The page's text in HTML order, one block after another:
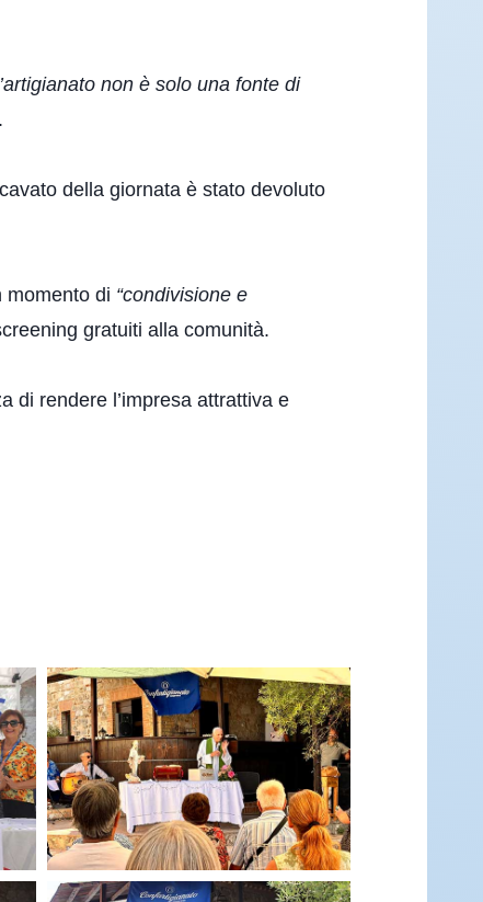
non è solo una fonte di
della giornata è stato devoluto
momento di “condivisione e
gratuiti alla comunità.
di rendere l’impresa attrattiva e